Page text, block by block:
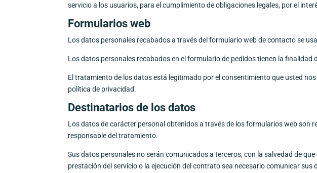
servicio a los usuarios, para el cumplimiento de obligaciones legales, por el
Formularios web
Los datos personales recabados a través del formulario web de contacto se
Los datos personales recabados en el formulario de pedidos tienen la
El tratamiento de los datos está legitimado por el consentimiento que usted
política de privacidad.
Destinatarios de los datos
Los datos de carácter personal obtenidos a través de los formularios web son
responsable del tratamiento.
Sus datos personales no serán comunicados a terceros, con la salvedad de
prestación del servicio o la ejecución del contrato sea necesario comunicar